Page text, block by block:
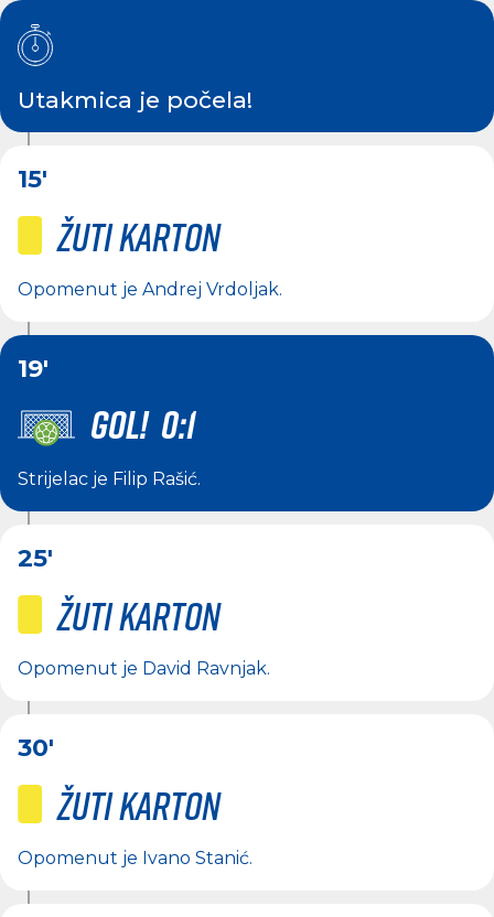
Utakmica je počela!
15'
Žuti karton
Opomenut je Andrej Vrdoljak.
19'
GOL! 0:1
Strijelac je Filip Rašić.
25'
Žuti karton
Opomenut je David Ravnjak.
30'
Žuti karton
Opomenut je Ivano Stanić.